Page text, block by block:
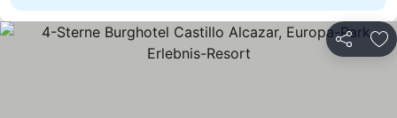
Partilhar